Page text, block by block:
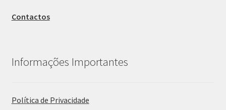
Contactos
Informações Importantes
Política de Privacidade